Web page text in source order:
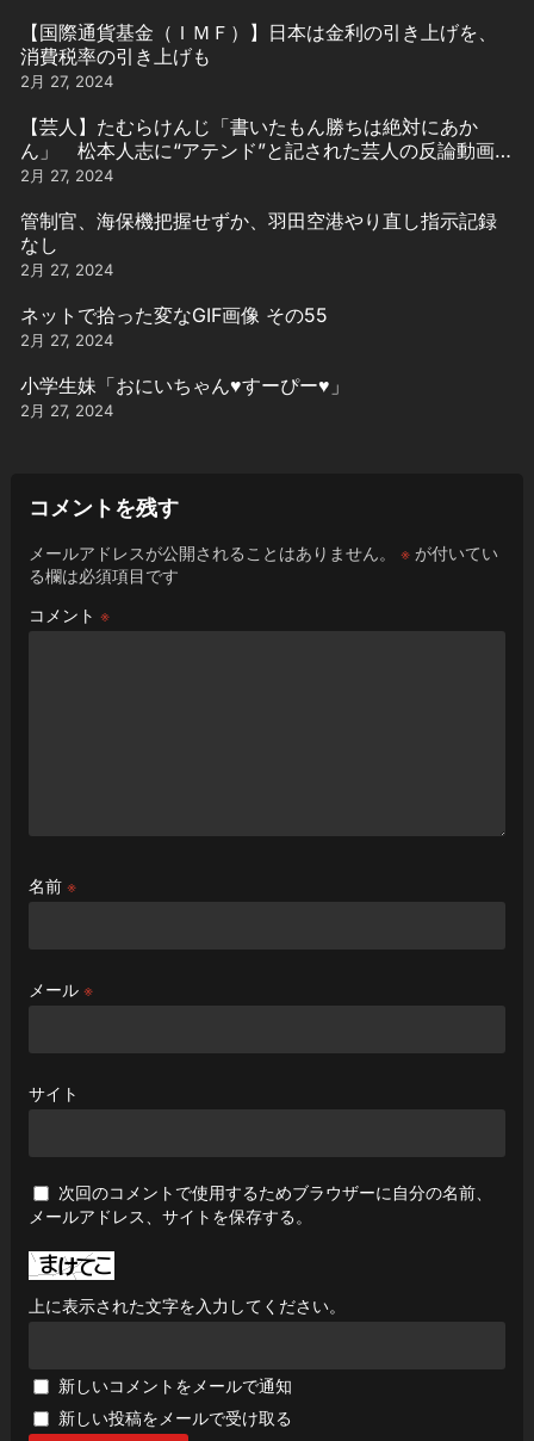
【国際通貨基金（ＩＭＦ）】日本は金利の引き上げを、
消費税率の引き上げも
2月 27, 2024
【芸人】たむらけんじ「書いたもん勝ちは絶対にあか
ん」 松本人志に“アテンド”と記された芸人の反論動画引
用
2月 27, 2024
管制官、海保機把握せずか、羽田空港やり直し指示記録
なし
2月 27, 2024
ネットで拾った変なGIF画像 その55
2月 27, 2024
小学生妹「おにいちゃん♥️すーぴー♥️」
2月 27, 2024
コメントを残す
メールアドレスが公開されることはありません。 ※が付いてい
る欄は必須項目です
コメント ※
名前 ※
メール ※
サイト
次回のコメントで使用するためブラウザーに自分の名前、
メールアドレス、サイトを保存する。
上に表示された文字を入力してください。
新しいコメントをメールで通知
新しい投稿をメールで受け取る